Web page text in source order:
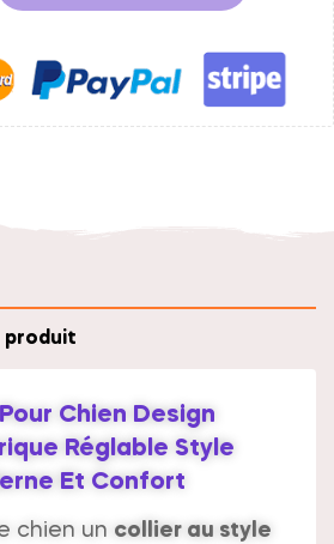
produit
Chien Design
Réglable Style
Et Confort
chien un collier au style